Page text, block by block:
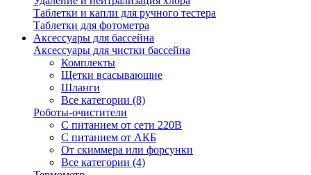
Таблетки и капли для ручного тестера
Таблетки для фотометра
Аксессуары для бассейна
Аксессуары для чистки бассейна
Комплекты
Щетки всасывающие
Шланги
Все категории (8)
Роботы-очистители
С питанием от сети 220В
С питанием от АКБ
От скиммера или форсунки
Все категории (4)